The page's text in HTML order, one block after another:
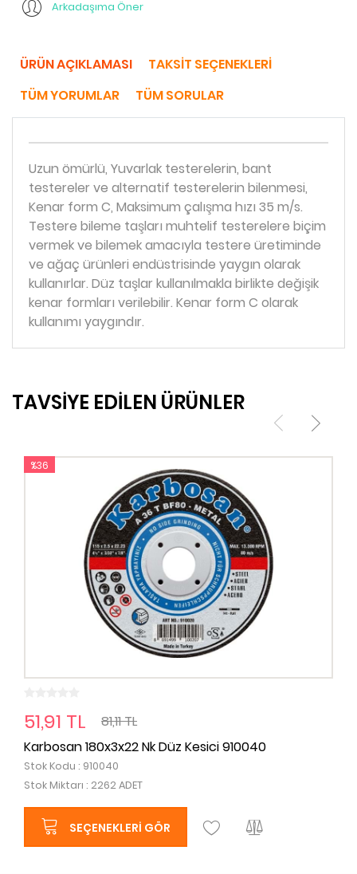
Arkadaşıma Öner
ÜRÜN AÇIKLAMASI
TAKSIT SEÇENEKLERI
TÜM YORUMLAR
TÜM SORULAR
Uzun ömürlü, Yuvarlak testerelerin, bant
testereler ve alternatif testerelerin bilenmesi,
Kenar form C, Maksimum çalışma hızı 35 m/s.
Testere bileme taşları muhtelif testerelere biçim
vermek ve bilemek amacıyla testere üretiminde
ve ağaç ürünleri endüstrisinde yaygın olarak
kullanırlar. Düz taşlar kullanılmakla birlikte değişik
kenar formları verilebilir. Kenar form C olarak
kullanımı yaygındır.
TAVSİYE EDİLEN ÜRÜNLER
%36
51,91 TL
81,11 TL
Karbosan 180x3x22 Nk Düz Kesici 910040
Stok Kodu : 910040
Stok Miktarı : 2262 ADET
SEÇENEKLERI GÖR